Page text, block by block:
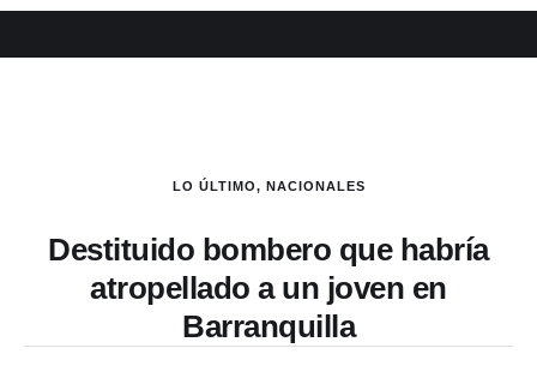
LO ÚLTIMO, NACIONALES
Destituido bombero que habría
atropellado a un joven en
Barranquilla